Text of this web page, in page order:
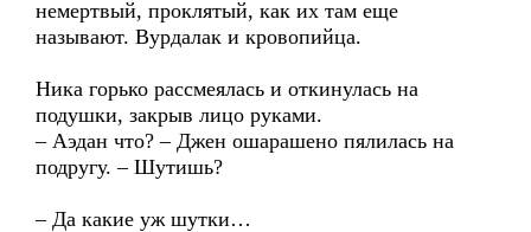
немертвый, проклятый, как их там еще
называют. Вурдалак и кровопийца.
Ника горько рассмеялась и откинулась на
подушки, закрыв лицо руками.
– Аэдан что? – Джен ошарашено пялилась на
подругу. – Шутишь?
– Да какие уж шутки…